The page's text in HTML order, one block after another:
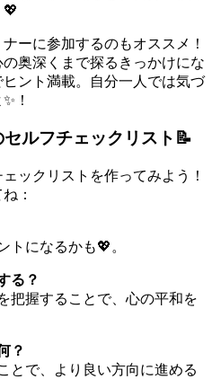
ーに参加するのもオススメ！
奥深くまで探るきっかけにな
ント満載。自分一人では気づ
！
ルフチェックリスト📝
ックリストを作ってみよう！
：
トになるかも💖。
る？
把握することで、心の平和を
？
とで、より良い方向に進める